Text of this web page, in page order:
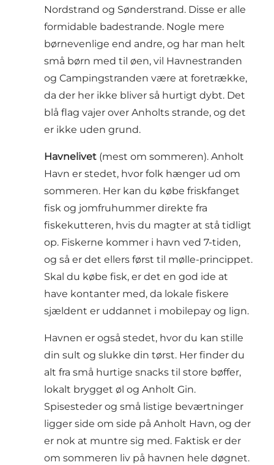
Nordstrand og Sønderstrand. Disse er alle
formidable badestrande. Nogle mere
børnevenlige end andre, og har man helt
små børn med til øen, vil Havnestranden
og Campingstranden være at foretrække,
da der her ikke bliver så hurtigt dybt. Det
blå flag vajer over Anholts strande, og det
er ikke uden grund.
Havnelivet (mest om sommeren). Anholt
Havn er stedet, hvor folk hænger ud om
sommeren. Her kan du købe friskfanget
fisk og jomfruhummer direkte fra
fiskekutteren, hvis du magter at stå tidligt
op. Fiskerne kommer i havn ved 7-tiden,
og så er det ellers først til mølle-princippet.
Skal du købe fisk, er det en god ide at
have kontanter med, da lokale fiskere
sjældent er uddannet i mobilepay og lign.
Havnen er også stedet, hvor du kan stille
din sult og slukke din tørst. Her finder du
alt fra små hurtige snacks til store bøffer,
lokalt brygget øl og Anholt Gin.
Spisesteder og små listige beværtninger
ligger side om side på Anholt Havn, og der
er nok at muntre sig med. Faktisk er der
om sommeren liv på havnen hele døgnet.